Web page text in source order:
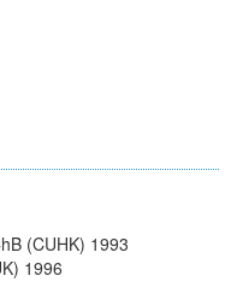
(CUHK) 1993
1996